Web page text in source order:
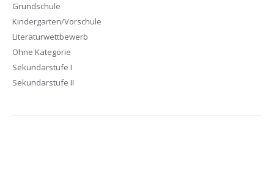
Grundschule
Kindergarten/Vorschule
Literaturwettbewerb
Ohne Kategorie
Sekundarstufe I
Sekundarstufe II